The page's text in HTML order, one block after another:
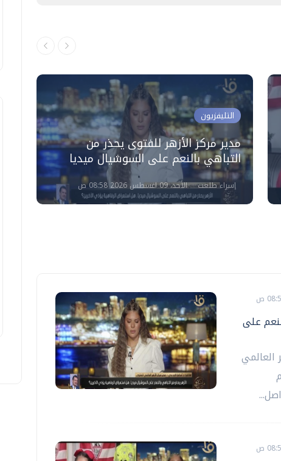
التليفزيون
مدير مركز الأزهر للفتوى يحذر من
التباهي بالنعم على السوشيال ميديا
إسراء طلعت الأحد، 09 اغسطس 2026 08:58 ص
على
العالمي